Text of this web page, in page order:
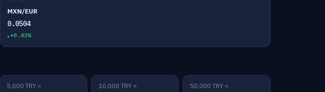
MXN/EUR
0.0504
+0.43%
5,000 TRY = 10,000 TRY = 50,000 TRY =